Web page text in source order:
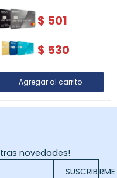
$ 501
$ 530
novedades!
SUSCRIBIRME